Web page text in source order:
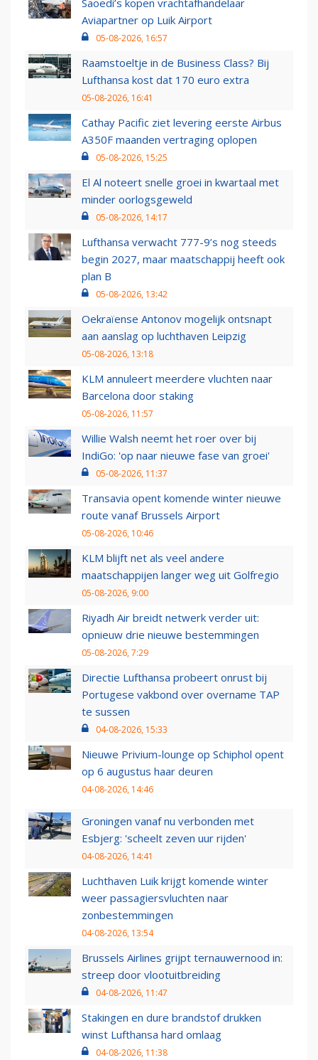
Saoedi’s kopen vrachtafhandelaar
Aviapartner op Luik Airport
05-08-2026, 16:57
Raamstoeltje in de Business Class? Bij
Lufthansa kost dat 170 euro extra
05-08-2026, 16:41
Cathay Pacific ziet levering eerste Airbus
A350F maanden vertraging oplopen
05-08-2026, 15:25
El Al noteert snelle groei in kwartaal met
minder oorlogsgeweld
05-08-2026, 14:17
Lufthansa verwacht 777-9’s nog steeds
begin 2027, maar maatschappij heeft ook
plan B
05-08-2026, 13:42
Oekraïense Antonov mogelijk ontsnapt
aan aanslag op luchthaven Leipzig
05-08-2026, 13:18
KLM annuleert meerdere vluchten naar
Barcelona door staking
05-08-2026, 11:57
Willie Walsh neemt het roer over bij
IndiGo: 'op naar nieuwe fase van groei'
05-08-2026, 11:37
Transavia opent komende winter nieuwe
route vanaf Brussels Airport
05-08-2026, 10:46
KLM blijft net als veel andere
maatschappijen langer weg uit Golfregio
05-08-2026, 9:00
Riyadh Air breidt netwerk verder uit:
opnieuw drie nieuwe bestemmingen
05-08-2026, 7:29
Directie Lufthansa probeert onrust bij
Portugese vakbond over overname TAP
te sussen
04-08-2026, 15:33
Nieuwe Privium-lounge op Schiphol opent
op 6 augustus haar deuren
04-08-2026, 14:46
Groningen vanaf nu verbonden met
Esbjerg: 'scheelt zeven uur rijden'
04-08-2026, 14:41
Luchthaven Luik krijgt komende winter
weer passagiersvluchten naar
zonbestemmingen
04-08-2026, 13:54
Brussels Airlines grijpt ternauwernood in:
streep door vlootuitbreiding
04-08-2026, 11:47
Stakingen en dure brandstof drukken
winst Lufthansa hard omlaag
04-08-2026, 11:38